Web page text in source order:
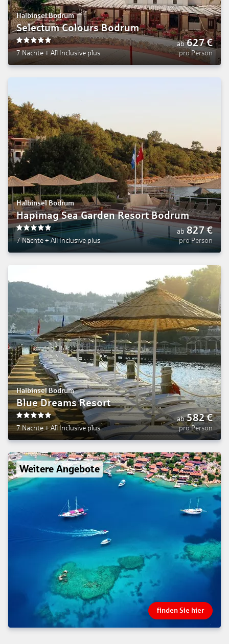
Halbinsel Bodrum
Selectum Colours Bodrum
5
7 Nächte + All Inclusive plus
ab 627€
pro Person
Halbinsel Bodrum
Hapimag Sea Garden Resort Bodrum
7 Nächte + All Inclusive plus
ab 827€
pro Person
Halbinsel Bodrum
Blue Dreams Resort
5
7 Nächte +All Inclusive plus
ab 582€
pro Person
Weitere Angebote
finden Sie hier